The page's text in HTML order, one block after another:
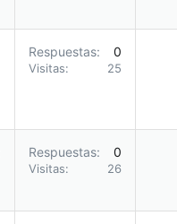
Respuestas 0
Visitas 25
Respuestas 0
Visitas 26